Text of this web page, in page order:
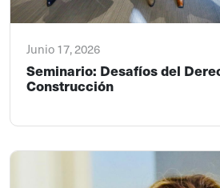
Junio 17, 2026
Seminario: Desafíos del
Construcción